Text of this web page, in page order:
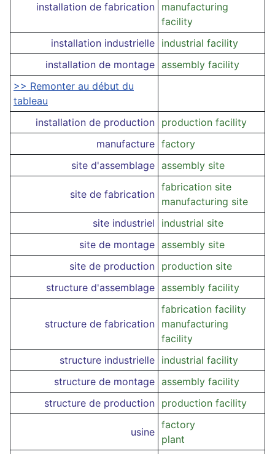
installation de fabrication manufacturing
facility
installation industrielle industrial facility
installation de montage assembly facility
>> Remonter au début du
tableau
installation de production production facility
manufacture factory
site d'assemblage assembly site
site de fabrication
fabrication site
manufacturing site
site industriel
industrial site
site de montage assembly site
site de production production site
structure d'assemblage assembly facility
structure de fabrication
fabrication facility
manufacturing
facility
structure industrielle industrial facility
structure de montage assembly facility
structure de production production facility
usine
factory
plant